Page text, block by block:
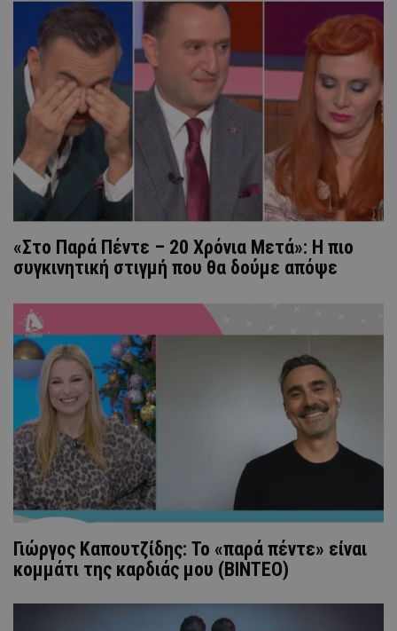
«Στο Παρά Πέντε – 20 Χρόνια Μετά»: Η πιο
συγκινητική στιγμή που θα δούμε απόψε
Γιώργος Καπουτζίδης: Το «παρά πέντε» είναι
κομμάτι της καρδιάς μου (ΒΙΝΤΕΟ)